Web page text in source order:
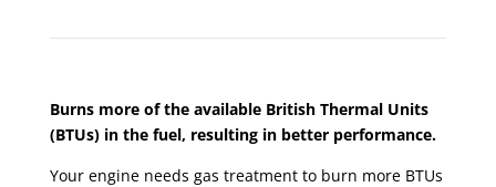
Burns more of the available British Thermal Units
(BTUs) in the fuel, resulting in better performance.
Your engine needs gas treatment to burn more BTUs